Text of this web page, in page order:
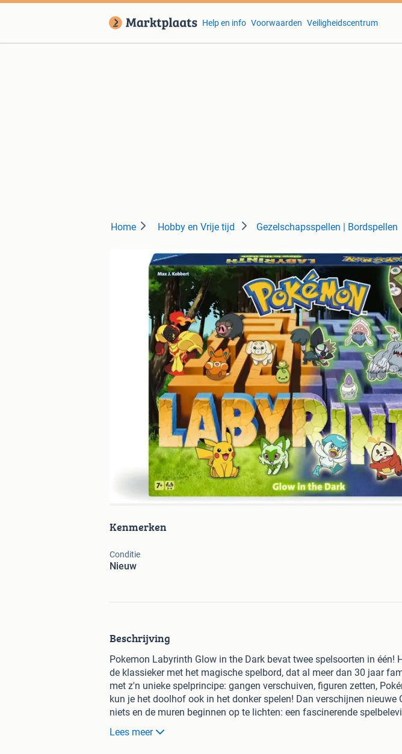
Help en info Voorwaarden Veiligheidscentrum
Home Hobby en Vrije tijd Gezelschapsspellen | Bordspellen
Kenmerken
Conditie
Nieuw
Beschrijving
Pokemon Labyrinth Glow in the Dark bevat twee spelsoorten in één!
de klassieker met het magische spelbord, dat al meer dan 30 jaar
met z'n unieke spelprincipe: gangen verschuiven, figuren zetten,
kun je het doolhof ook in het donker spelen! Dan verschijnen nieuwe
niets en de muren beginnen op te lichten: een fascinerende
jong en oud zal verbazen in deze 'Pokémon Labyrinth Glow in the
spelbord, 34 doolhof-kaartjes, 24 Pokéball-fiches, 12 nacht-Pokéball-
Lees meer